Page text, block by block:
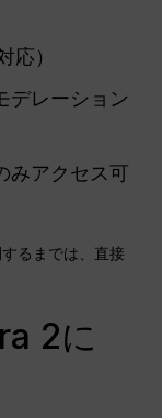
応）
デレーション
みアクセス可
るまでは、直接
2に